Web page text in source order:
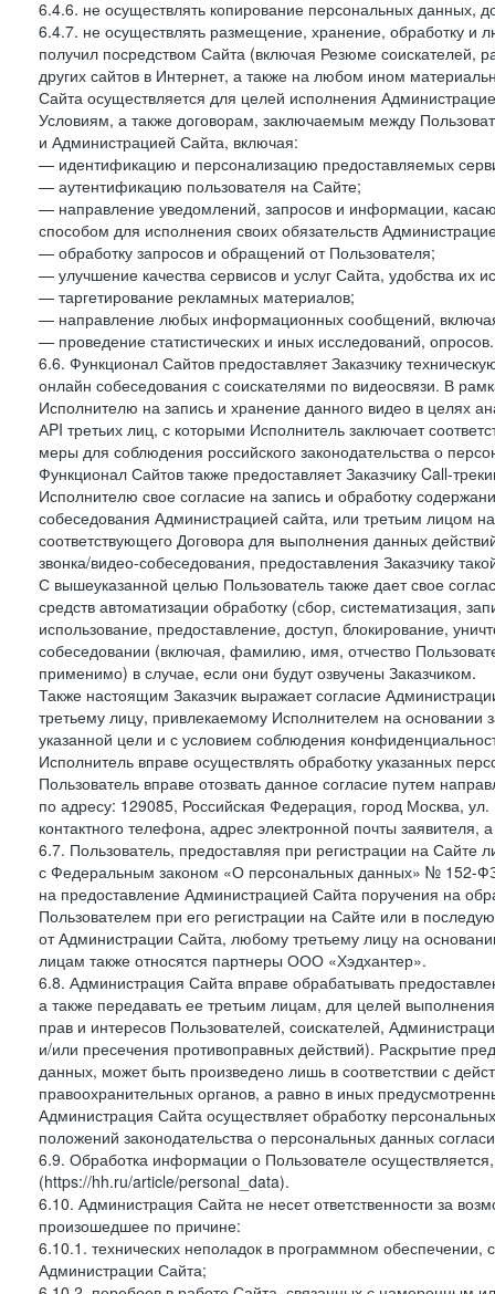
6.4.6. не осуществлять копирование персональных данных,
6.4.7. не осуществлять размещение, хранение, обработку и
получил посредством Сайта (включая Резюме
других сайтов в Интернет, а также на любом ином
Сайта осуществляется для целей исполнения
Условиям, а также договорам, заключаемым между
и Администрацией Сайта, включая:
— идентификацию и персонализацию предоставляемых
— аутентификацию пользователя на Сайте;
— направление уведомлений, запросов и информации,
способом для исполнения своих обязательств
— обработку запросов и обращений от Пользователя;
— улучшение качества сервисов и услуг Сайта, удобства их
— таргетирование рекламных материалов;
— направление любых информационных сообщений,
— проведение статистических и иных исследований, опросов.
6.6. Функционал Сайтов предоставляет Заказчику
онлайн собеседования с соискателями по видеосвязи. В
Исполнителю на запись и хранение данного видео в целях
АPI третьих лиц, с которыми Исполнитель заключает
меры для соблюдения российского законодательства о
Функционал Сайтов также предоставляет Заказчику Call-
Исполнителю свое согласие на запись и обработку
собеседования Администрацией сайта, или третьим лицом
соответствующего Договора для выполнения данных
звонка/видео-собеседования, предоставления Заказчику
С вышеуказанной целью Пользователь также дает свое
средств автоматизации обработку (сбор, систематизация,
использование, предоставление, доступ, блокирование,
собеседовании (включая, фамилию, имя, отчество
применимо) в случае, если они будут озвучены Заказчиком.
Также настоящим Заказчик выражает согласие
третьему лицу, привлекаемому Исполнителем на основании
указанной цели и с условием соблюдения
Исполнитель вправе осуществлять обработку указанных
Пользователь вправе отозвать данное согласие путем
по адресу: 129085, Российская Федерация, город Москва,
контактного телефона, адрес электронной почты
6.7. Пользователь, предоставляя при регистрации на
с Федеральным законом «О персональных данных» № 152-
на предоставление Администрацией Сайта поручения на
Пользователем при его регистрации на Сайте или в
от Администрации Сайта, любому третьему лицу на
лицам также относятся партнеры ООО «Хэдхантер».
6.8. Администрация Сайта вправе обрабатывать
а также передавать ее третьим лицам, для целей
прав и интересов Пользователей, соискателей,
и/или пресечения противоправных действий). Раскрытие
данных, может быть произведено лишь в соответствии с
правоохранительных органов, а равно в иных
Администрация Сайта осуществляет обработку
положений законодательства о персональных данных
6.9. Обработка информации о Пользователе
(https://hh.ru/article/personal_data).
6.10. Администрация Сайта не несет ответственности за
произошедшее по причине:
6.10.1. технических неполадок в программном
Администрации Сайта;